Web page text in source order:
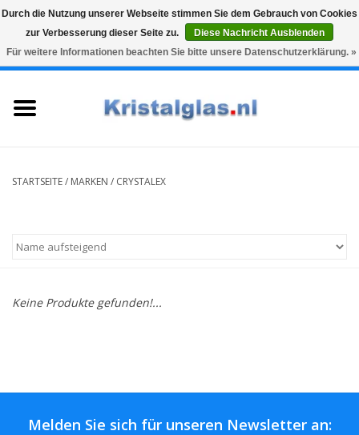
Snelle levering
Graveren
0 Artikel - €0,00
STARTSEITE/ MARKEN / CRYSTALEX
Keine Produkte gefunden!...
Melden Sie sich für unseren Newsletter an:
Durch die Nutzung unserer Webseite stimmen Sie dem Gebrauch von Cookies
zur Verbesserung dieser Seite zu.
Diese Nachricht Ausblenden
Für weitere Informationen beachten Sie bitte unsere Datenschutzerklärung. »